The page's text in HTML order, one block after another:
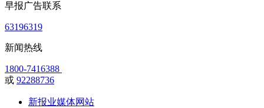
早报广告联系
63196319
新闻热线
1800-7416388
或 92288736
新报业媒体网站